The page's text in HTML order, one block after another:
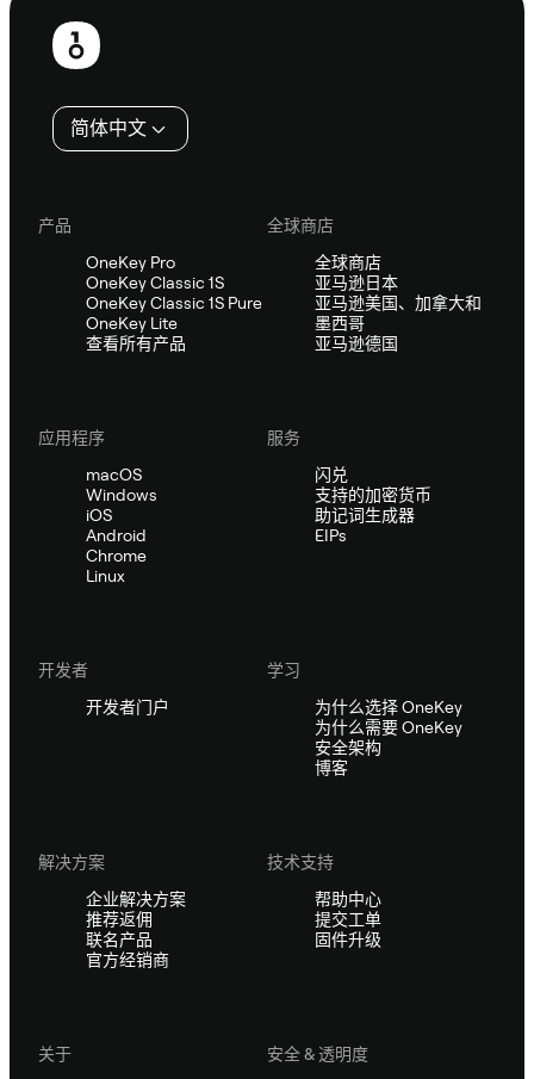
页
简体中文
产品
OneKey Pro
OneKey Classic 1S
OneKey Classic 1S Pure
OneKey Lite
查看所有产品
全球商店
全球商店
亚马逊日本
亚马逊美国、加拿大和
墨西哥
亚马逊德国
应用程序
macOS
Windows
iOS
Android
Chrome
Linux
服务
闪兑
支持的加密货币
助记词生成器
EIPs
开发者
开发者门户
学习
为什么选择 OneKey
为什么需要 OneKey
安全架构
博客
解决方案
企业解决方案
推荐返佣
联名产品
官方经销商
技术支持
帮助中心
提交工单
固件升级
关于
安全 & 透明度